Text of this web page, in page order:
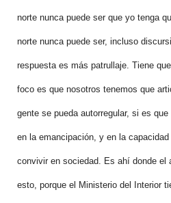
norte nunca puede ser que yo tenga
norte nunca puede ser, incluso
respuesta es más patrullaje. Tiene
foco es que nosotros tenemos que
gente se pueda autorregular, si es
en la emancipación, y en la
convivir en sociedad. Es ahí donde el
esto, porque el Ministerio del Interior